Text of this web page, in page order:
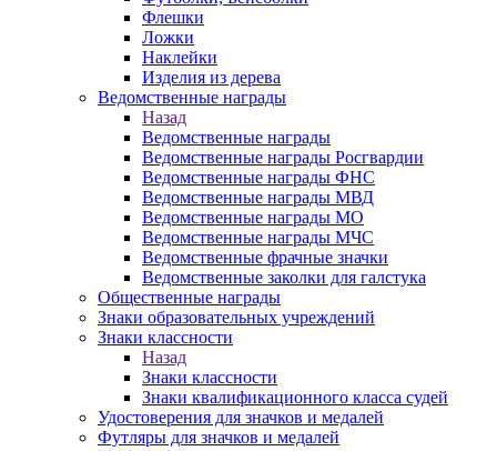
Флешки
Ложки
Наклейки
Изделия из дерева
Ведомственные награды
Назад
Ведомственные награды
Ведомственные награды Росгвардии
Ведомственные награды ФНС
Ведомственные награды МВД
Ведомственные награды МО
Ведомственные награды МЧС
Ведомственные фрачные значки
Ведомственные заколки для галстука
Общественные награды
Знаки образовательных учреждений
Знаки классности
Назад
Знаки классности
Знаки квалификационного класса судей
Удостоверения для значков и медалей
Футляры для значков и медалей